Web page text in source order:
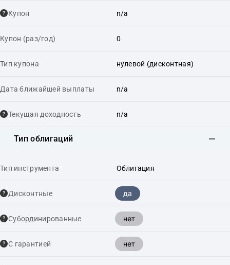
Купон n/a
Купон (раз/год) 0
Тип купона нулевой (дисконтная)
Дата ближайшей выплаты n/a
Текущая доходность n/a
Тип облигаций
Тип инструмента Облигация
Дисконтные да
Cубординированные нет
С гарантией нет